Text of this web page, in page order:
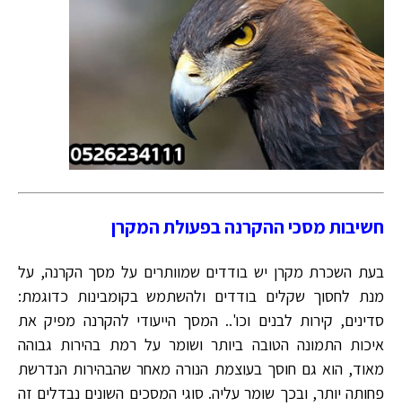
חשיבות מסכי ההקרנה בפעולת המקרן
בעת השכרת מקרן יש בודדים שמוותרים על מסך הקרנה, על
מנת לחסוך שקלים בודדים ולהשתמש בקומבינות כדוגמת:
סדינים, קירות לבנים וכו'.. המסך הייעודי להקרנה מפיק את
איכות התמונה הטובה ביותר ושומר על רמת בהירות גבוהה
מאוד, הוא גם חוסך בעוצמת הנורה מאחר שהבהירות הנדרשת
פחותה יותר, ובכך שומר עליה. סוגי המסכים השונים נבדלים זה